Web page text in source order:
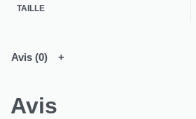
TAILLE
Avis (0)
Avis